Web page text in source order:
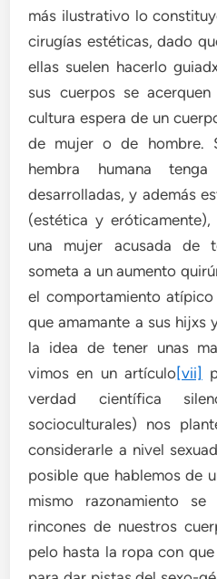
más ilustrativo lo
cirugías estéticas, dado
ellas suelen hacerlo
sus cuerpos se
cultura espera de un
de mujer o de hombre.
hembra humana tenga
desarrolladas, y además
(estética y
una mujer acusada de
someta a un aumento
el comportamiento
que amamante a sus hijxs
la idea de tener unas
vimos en un artículo[vii]
verdad científica
socioculturales) nos
considerarle a nivel
posible que hablemos de
mismo razonamiento
rincones de nuestros
pelo hasta la ropa con